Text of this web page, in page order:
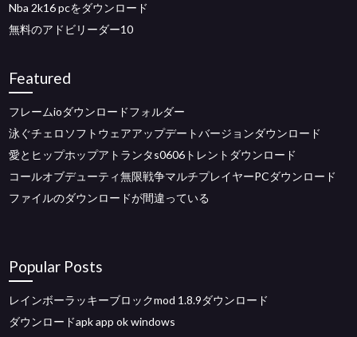
Nba 2k16 pcをダウンロード
無料のアドビリーダー10
Featured
フレームioダウンロードフォルダー
泳ぐチェロソフトウェアアップデートバージョンダウンロード
愛とヒップホップアトランタs0606トレントダウンロード
コールオブデューティ無限戦争マルチプレイヤーPCダウンロード
ファイルのダウンロードが間違っている
Popular Posts
レインボーラッキーブロックmod 1.8.9ダウンロード
ダウンロードapk app ok windows